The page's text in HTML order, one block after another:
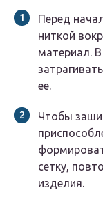
Перед
ниткой
материал.
ее.
Чтобы
сетку,
изделия.